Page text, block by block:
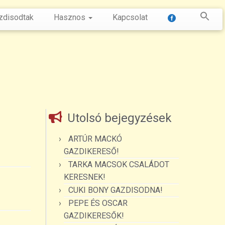
Hasznos Kapcsolat
Utolsó bejegyzések
ARTÚR MACKÓ
GAZDIKERESŐ!
TARKA MACSOK CSALÁDOT
KERESNEK!
CUKI BONY GAZDISODNA!
PEPE ÉS OSCAR
GAZDIKERESŐK!